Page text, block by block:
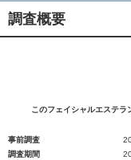
調査概要
このフェイシャルエステラ
事前調査
調査期間